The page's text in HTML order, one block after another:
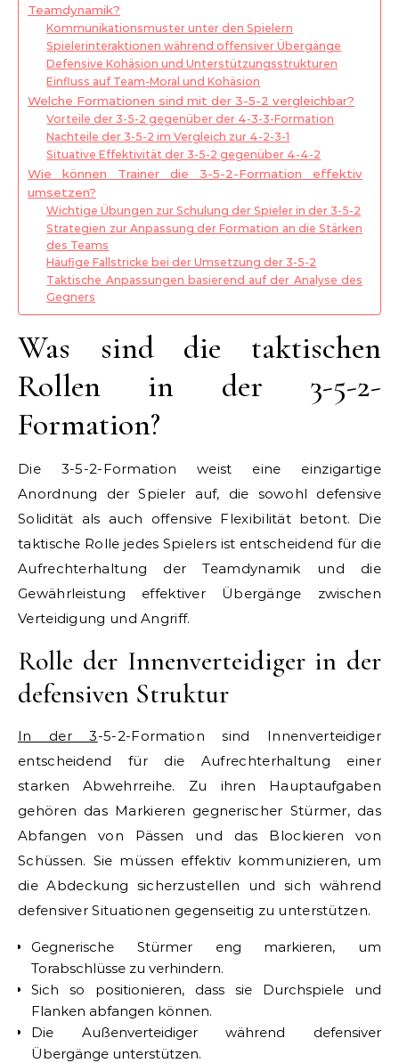
Teamdynamik?
Kommunikationsmuster unter den Spielern
Spielerinteraktionen während offensiver Übergänge
Defensive Kohäsion und Unterstützungsstrukturen
Einfluss auf Team-Moral und Kohäsion
Welche Formationen sind mit der 3-5-2 vergleichbar?
Vorteile der 3-5-2 gegenüber der 4-3-3-Formation
Nachteile der 3-5-2 im Vergleich zur 4-2-3-1
Situative Effektivität der 3-5-2 gegenüber 4-4-2
Wie können Trainer die 3-5-2-Formation effektiv
umsetzen?
Wichtige Übungen zur Schulung der Spieler in der 3-5-2
Strategien zur Anpassung der Formation an die Stärken
des Teams
Häufige Fallstricke bei der Umsetzung der 3-5-2
Taktische Anpassungen basierend auf der Analyse des
Gegners
Was sind die taktischen
Rollen in der 3-5-2-
Formation?
Die 3-5-2-Formation weist eine einzigartige
Anordnung der Spieler auf, die sowohl defensive
Solidität als auch offensive Flexibilität betont. Die
taktische Rolle jedes Spielers ist entscheidend für die
Aufrechterhaltung der Teamdynamik und die
Gewährleistung effektiver Übergänge zwischen
Verteidigung und Angriff.
Rolle der Innenverteidiger in der
defensiven Struktur
In der 3-5-2-Formation sind Innenverteidiger
entscheidend für die Aufrechterhaltung einer
starken Abwehrreihe. Zu ihren Hauptaufgaben
gehören das Markieren gegnerischer Stürmer, das
Abfangen von Pässen und das Blockieren von
Schüssen. Sie müssen effektiv kommunizieren, um
die Abdeckung sicherzustellen und sich während
defensiver Situationen gegenseitig zu unterstützen.
Gegnerische Stürmer eng markieren, um
Torabschlüsse zu verhindern.
Sich so positionieren, dass sie Durchspiele und
Flanken abfangen können.
Die Außenverteidiger während defensiver
Übergänge unterstützen.